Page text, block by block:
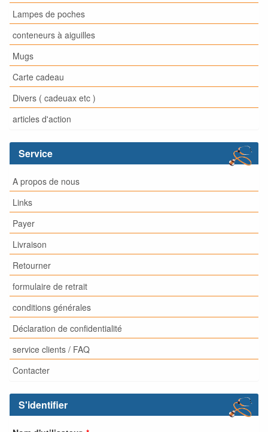
Lampes de poches
conteneurs à aiguilles
Mugs
Carte cadeau
Divers ( cadeuax etc )
articles d'action
Service
A propos de nous
Links
Payer
Livraison
Retourner
formulaire de retrait
conditions générales
Déclaration de confidentialité
service clients / FAQ
Contacter
S'identifier